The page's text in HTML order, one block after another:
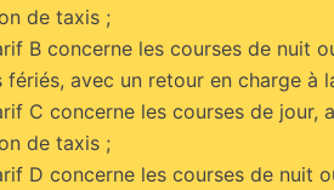
de taxis ;
B concerne les courses de nuit
fériés, avec un retour en charge à
C concerne les courses de jour,
de taxis ;
D concerne les courses de nuit